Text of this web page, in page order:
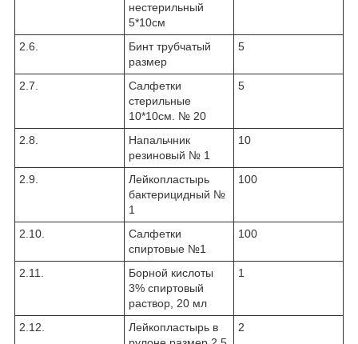
нестерильный
5*10см
2.6.
Бинт трубчатый
размер
5
2.7.
Салфетки
стерильные
10*10см. № 20
5
2.8.
Напальчник
резиновый № 1
10
2.9.
Лейкопластырь
бактерицидный №
1
100
2.10.
Салфетки
спиртовые №1
100
2.11.
Борной кислоты
3% спиртовый
раствор, 20 мл
1
2.12.
Лейкопластырь в
2